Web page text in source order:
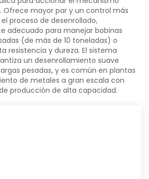
Ofrece mayor par y un control más
proceso de desenrollado,
adecuado para manejar bobinas
(de más de 10 toneladas) o
resistencia y dureza. El sistema
un desenrollamiento suave
pesadas, y es común en plantas
de metales a gran escala con
producción de alta capacidad.